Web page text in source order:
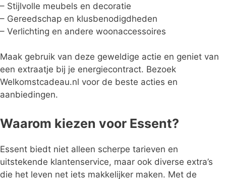
– Stijlvolle meubels en decoratie
– Gereedschap en klusbenodigdheden
– Verlichting en andere woonaccessoires
Maak gebruik van deze geweldige actie en geniet van
een extraatje bij je energiecontract. Bezoek
Welkomstcadeau.nl voor de beste acties en
aanbiedingen.
Waarom kiezen voor Essent?
Essent biedt niet alleen scherpe tarieven en
uitstekende klantenservice, maar ook diverse extra’s
die het leven net iets makkelijker maken. Met de